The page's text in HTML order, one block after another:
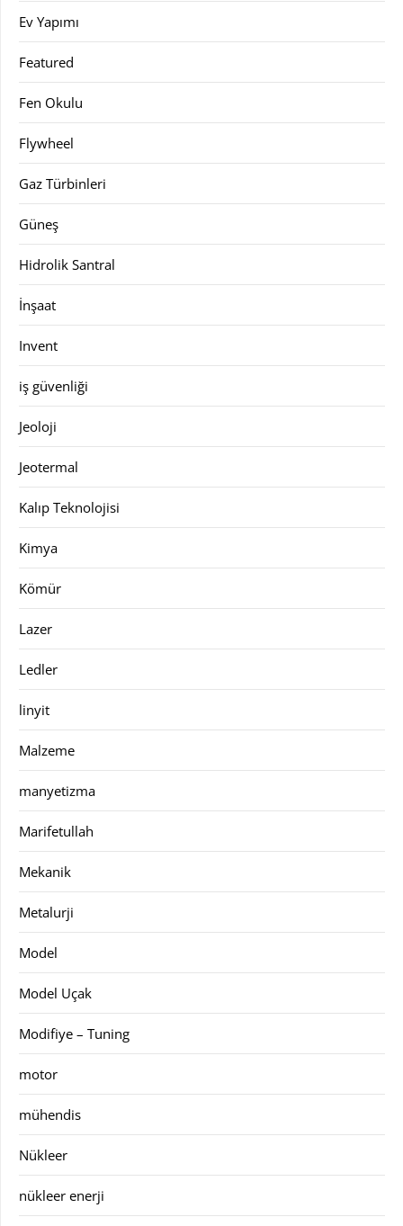
Ev Yapımı
Featured
Fen Okulu
Flywheel
Gaz Türbinleri
Güneş
Hidrolik Santral
İnşaat
Invent
iş güvenliği
Jeoloji
Jeotermal
Kalıp Teknolojisi
Kimya
Kömür
Lazer
Ledler
linyit
Malzeme
manyetizma
Marifetullah
Mekanik
Metalurji
Model
Model Uçak
Modifiye – Tuning
motor
mühendis
Nükleer
nükleer enerji